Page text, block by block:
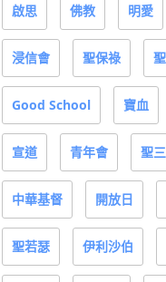
啟思 佛教 明愛
浸信會 聖保祿
Good School 寶血
宣道 青年會 聖
中華基督 開放日
聖若瑟 伊利沙伯